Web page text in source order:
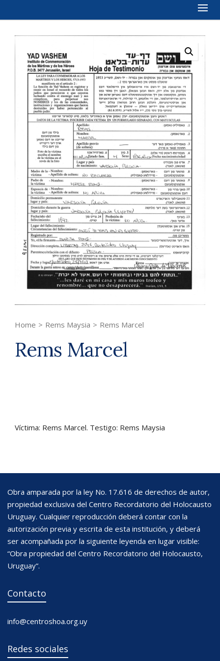
Home > Rems Maysia > Rems Marcel
Rems Marcel
Víctima: Rems Marcel. Testigo: Rems Maysia
Obra amparada por la ley No. 17.616 de derechos de autor,
propiedad exclusiva del Centro Recordatorio del Holocausto
Uruguay. Cualquier reproducción deberá contar con la
autorización previa y escrita de esta institución, y deberá
ser acompañada por la siguiente leyenda en lugar visible:
“Obra propiedad del Centro Recordatorio del Holocausto,
Uruguay”.
Contacto
info@centroshoa.org.uy
Redes sociales